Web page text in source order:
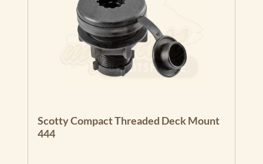
Scotty Compact Threaded Deck Mount
444